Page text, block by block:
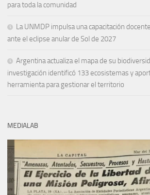
para toda la comunidad
La UNMDP impulsa una capacitación
ante el eclipse anular de Sol de 2027
Argentina actualiza el mapa de su
investigación identificó 133 ecosistemas y
herramienta para gestionar el territorio
MEDIALAB